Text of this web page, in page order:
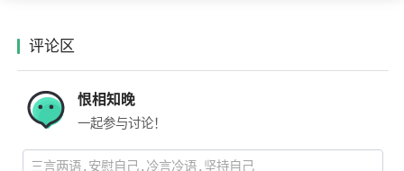
评论区
恨相知晚
一起参与讨论！